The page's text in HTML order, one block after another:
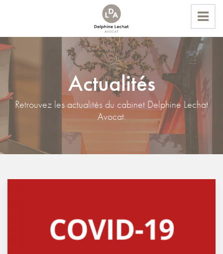
Accueil
Actualités
Actualités
Retrouvez les actualités du cabinet Delphine Lechat
Avocat.